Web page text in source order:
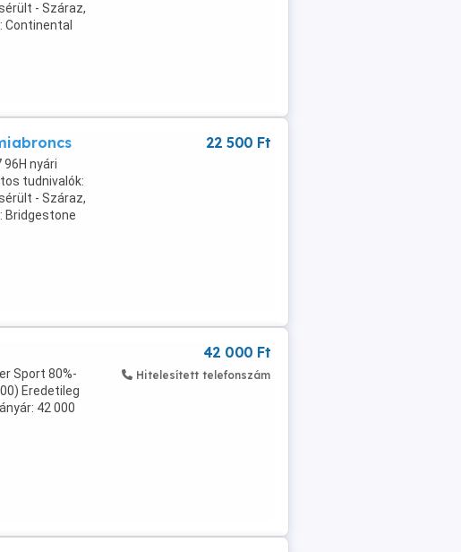
- Száraz,
Continental
nyári
tudnivalók:
- Száraz,
Bridgestone
22 500 Ft
Sport 80%-
Eredetileg
42 000
42 000 Ft
Hitelesített telefonszám